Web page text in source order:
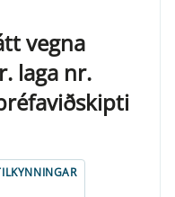
vegna
laga nr.